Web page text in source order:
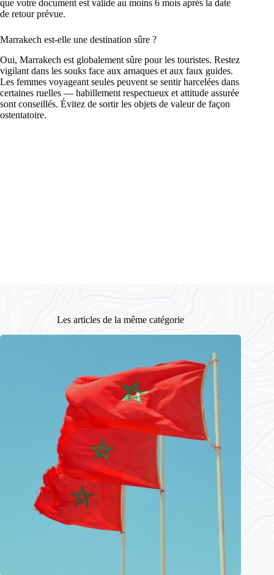
que votre document est valide au moins 6 mois après la date
de retour prévue.
Marrakech est-elle une destination sûre ?
Oui, Marrakech est globalement sûre pour les touristes. Restez
vigilant dans les souks face aux arnaques et aux faux guides.
Les femmes voyageant seules peuvent se sentir harcelées dans
certaines ruelles — habillement respectueux et attitude assurée
sont conseillés. Évitez de sortir les objets de valeur de façon
ostentatoire.
Les articles de la même catégorie